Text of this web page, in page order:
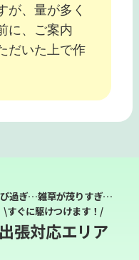
が、量が多く
に、ご案内
だいた上で作
過ぎ…雑草が茂りすぎ…
\すぐに駆けつけます！/
出張対応エリア